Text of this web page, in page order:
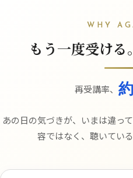
WHY
もう一度受ける
再受講率、
あの日の気づきが、いまは違っ
容ではなく、聴いてい